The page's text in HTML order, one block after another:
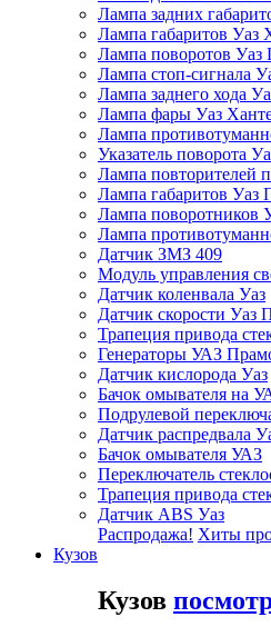
Лампа задних
Лампа габаритов Уаз
Лампа поворотов Уаз
Лампа стоп-сигнала
Лампа заднего хода
Лампа фары Уаз
Лампа
Указатель поворота
Лампа повторителей
Лампа габаритов Уаз
Лампа поворотников
Лампа
Датчик ЗМЗ 409
Модуль управления
Датчик коленвала Уаз
Датчик скорости Уаз
Трапеция привода
Генераторы УАЗ
Датчик кислорода Уаз
Бачок омывателя на
Подрулевой
Датчик распредвала
Бачок омывателя УАЗ
Переключатель
Трапеция привода
Датчик ABS Уаз
Распродажа! Хиты
Кузов
Кузов